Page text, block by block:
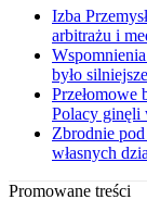
Izba
arbitrażu i
było
Przełomowe
Polacy ginęli
Zbrodnie
własnych
Promowane treści